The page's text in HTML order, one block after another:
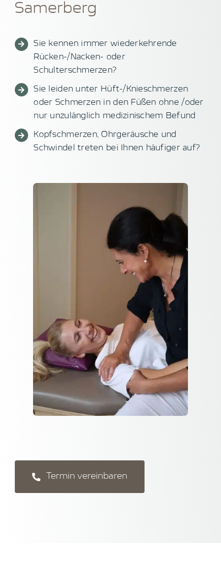
Samerberg
Sie kennen immer wiederkehrende
Rücken-/Nacken- oder
Schulterschmerzen?
Sie leiden unter Hüft-/Knieschmerzen
oder Schmerzen in den Füßen ohne /oder
nur unzulänglich medizinischem Befund
Kopfschmerzen, Ohrgeräusche und
Schwindel treten bei Ihnen häufiger auf?
Termin vereinbaren